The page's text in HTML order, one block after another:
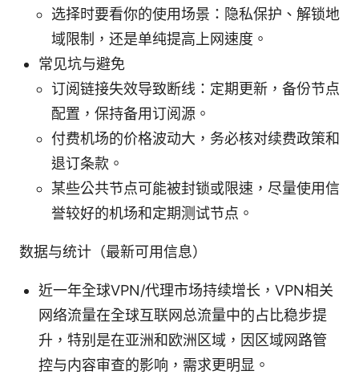
选择时要看你的使用场景：隐私保护、解锁地
域限制，还是单纯提高上网速度。
常见坑与避免
订阅链接失效导致断线：定期更新，备份节点
配置，保持备用订阅源。
付费机场的价格波动大，务必核对续费政策和
退订条款。
某些公共节点可能被封锁或限速，尽量使用信
誉较好的机场和定期测试节点。
数据与统计（最新可用信息）
近一年全球VPN/代理市场持续增长，VPN相关
网络流量在全球互联网总流量中的占比稳步提
升，特别是在亚洲和欧洲区域，因区域网路管
控与内容审查的影响，需求更明显。